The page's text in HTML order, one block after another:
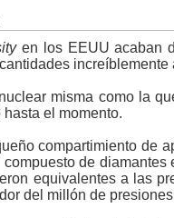
en los EEUU acaban
increíblemente
misma como la
el momento.
compartimiento de
de
equivalentes a las
del millón de